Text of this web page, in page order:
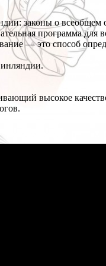
законы о всеобщем
программа для
— это способ
высокое